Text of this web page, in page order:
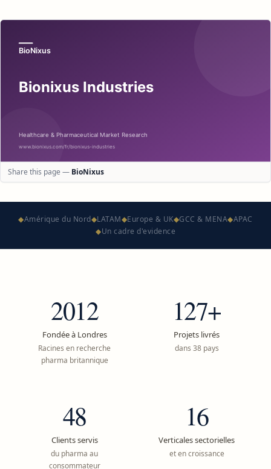
Share this page — BioNixus
◆Amérique du Nord◆LATAM◆Europe & UK◆GCC & MENA◆APAC
◆Un cadre d'evidence
2012
Fondée à Londres
Racines en recherche
pharma britannique
127+
Projets livrés
dans 38 pays
48
Clients servis
du pharma au
consommateur
16
Verticales sectorielles
et en croissance